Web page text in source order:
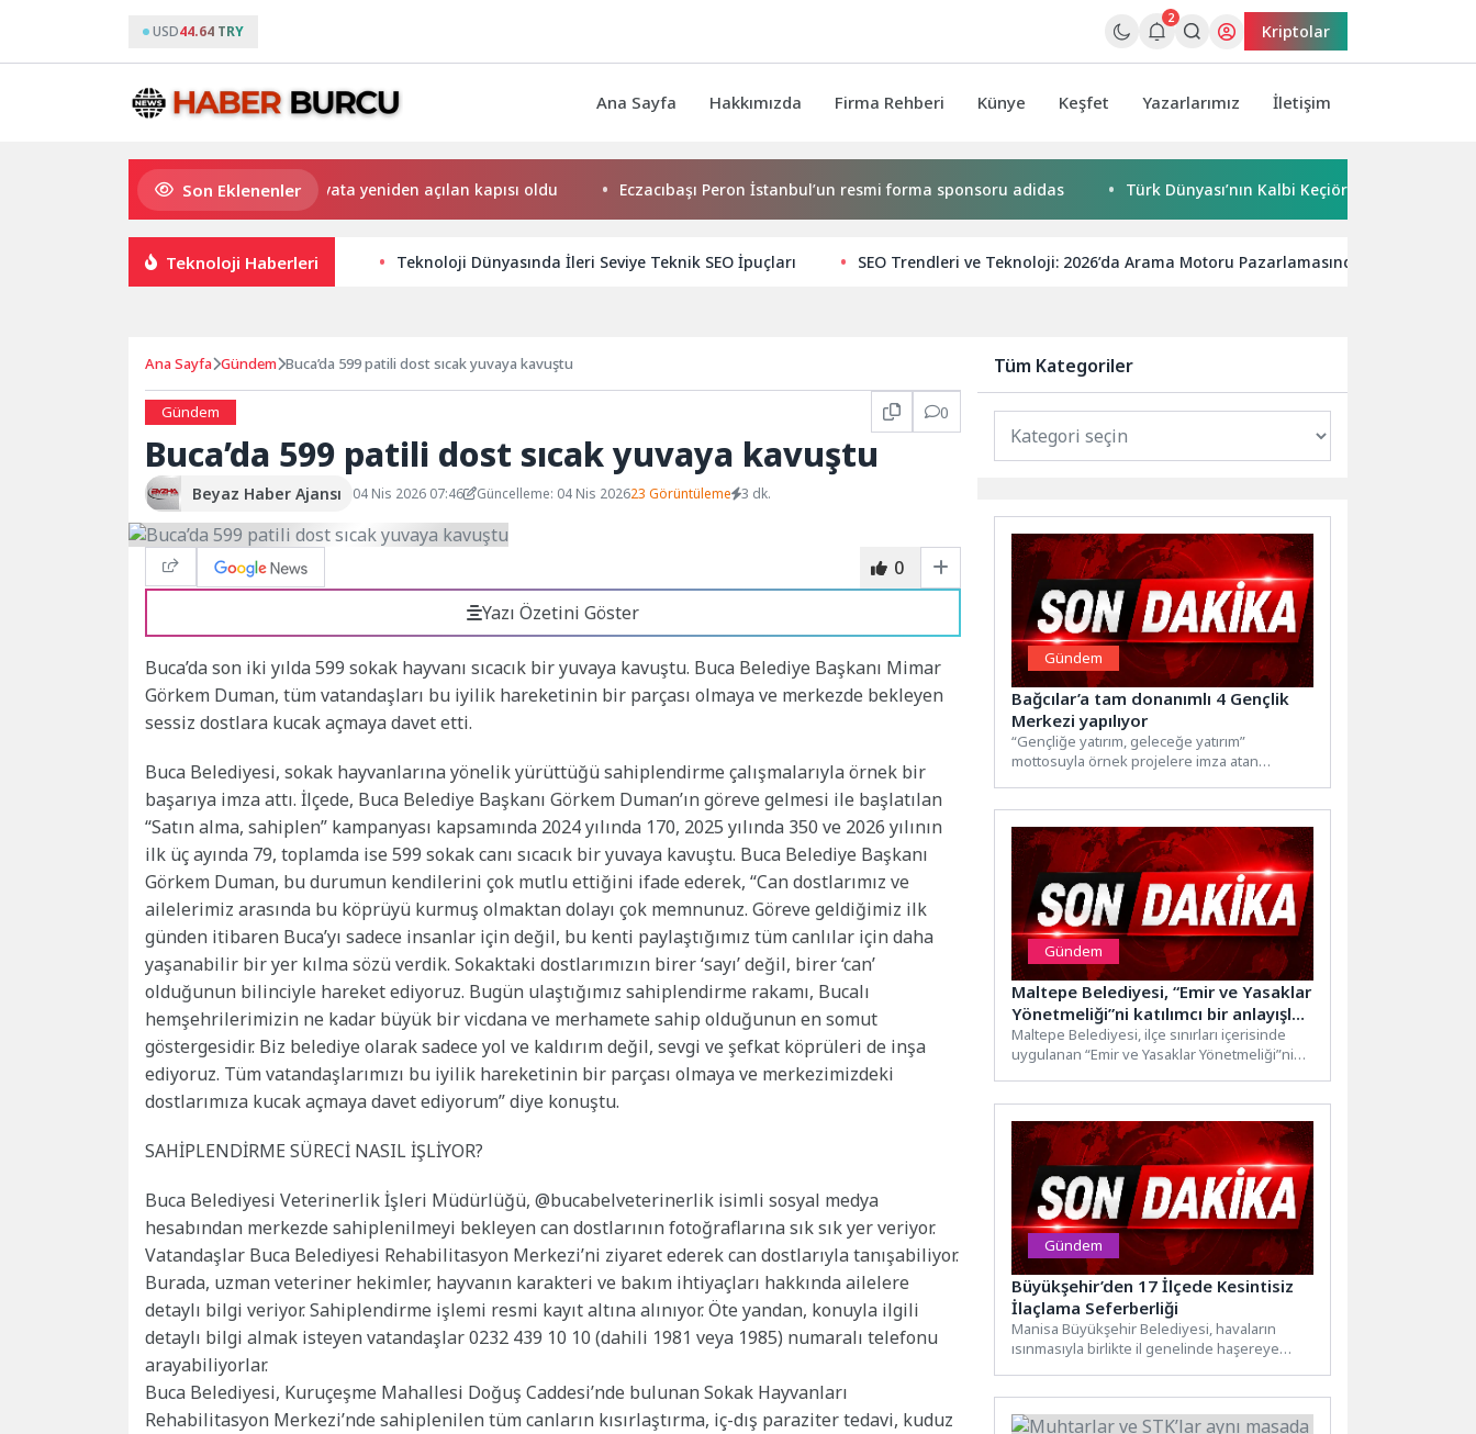
USD44.64 TRY
2
Kriptolar
Ana Sayfa Hakkımızda Firma Rehberi Künye Keşfet Yazarlarımız İletişim
Son Eklenenler
Saadet Mirci Semt Merkezi hayata yeniden açılan kapısı oldu Eczacıbaşı Peron İstanbul’un resmi forma sponsoru adidas Türk Dünyası’nın Kalbi Keçiören’de Attı
Teknoloji Haberleri Teknoloji Dünyasında İleri Seviye Teknik SEO İpuçları SEO Trendleri ve Teknoloji: 2026’da Arama Motoru Pazarlamasında Neler Olacak?
Ana Sayfa Gündem Buca’da 599 patili dost sıcak yuvaya kavuştu
Gündem 0
Buca’da 599 patili dost sıcak yuvaya kavuştu
Beyaz Haber Ajansı 04 Nis 2026 07:46 Güncelleme: 04 Nis 202623 Görüntüleme 3 dk.
0
Yazı Özetini Göster
Buca’da son iki yılda 599 sokak hayvanı sıcacık bir yuvaya kavuştu. Buca Belediye Başkanı Mimar
Görkem Duman, tüm vatandaşları bu iyilik hareketinin bir parçası olmaya ve merkezde bekleyen
sessiz dostlara kucak açmaya davet etti.
Buca Belediyesi, sokak hayvanlarına yönelik yürüttüğü sahiplendirme çalışmalarıyla örnek bir
başarıya imza attı. İlçede, Buca Belediye Başkanı Görkem Duman’ın göreve gelmesi ile başlatılan
“Satın alma, sahiplen” kampanyası kapsamında 2024 yılında 170, 2025 yılında 350 ve 2026 yılının
ilk üç ayında 79, toplamda ise 599 sokak canı sıcacık bir yuvaya kavuştu. Buca Belediye Başkanı
Görkem Duman, bu durumun kendilerini çok mutlu ettiğini ifade ederek, “Can dostlarımız ve
ailelerimiz arasında bu köprüyü kurmuş olmaktan dolayı çok memnunuz. Göreve geldiğimiz ilk
günden itibaren Buca’yı sadece insanlar için değil, bu kenti paylaştığımız tüm canlılar için daha
yaşanabilir bir yer kılma sözü verdik. Sokaktaki dostlarımızın birer ‘sayı’ değil, birer ‘can’
olduğunun bilinciyle hareket ediyoruz. Bugün ulaştığımız sahiplendirme rakamı, Bucalı
hemşehrilerimizin ne kadar büyük bir vicdana ve merhamete sahip olduğunun en somut
göstergesidir. Biz belediye olarak sadece yol ve kaldırım değil, sevgi ve şefkat köprüleri de inşa
ediyoruz. Tüm vatandaşlarımızı bu iyilik hareketinin bir parçası olmaya ve merkezimizdeki
dostlarımıza kucak açmaya davet ediyorum” diye konuştu.
SAHİPLENDİRME SÜRECİ NASIL İŞLİYOR?
Buca Belediyesi Veterinerlik İşleri Müdürlüğü, @bucabelveterinerlik isimli sosyal medya
hesabından merkezde sahiplenilmeyi bekleyen can dostlarının fotoğraflarına sık sık yer veriyor.
Vatandaşlar Buca Belediyesi Rehabilitasyon Merkezi’ni ziyaret ederek can dostlarıyla tanışabiliyor.
Burada, uzman veteriner hekimler, hayvanın karakteri ve bakım ihtiyaçları hakkında ailelere
detaylı bilgi veriyor. Sahiplendirme işlemi resmi kayıt altına alınıyor. Öte yandan, konuyla ilgili
detaylı bilgi almak isteyen vatandaşlar 0232 439 10 10 (dahili 1981 veya 1985) numaralı telefonu
arayabiliyorlar.
Buca Belediyesi, Kuruçeşme Mahallesi Doğuş Caddesi’nde bulunan Sokak Hayvanları
Rehabilitasyon Merkezi’nde sahiplenilen tüm canların kısırlaştırma, iç-dış paraziter tedavi, kuduz
Tüm Kategoriler
Gündem
Bağcılar’a tam donanımlı 4 Gençlik
Merkezi yapılıyor
“Gençliğe yatırım, geleceğe yatırım”
mottosuyla örnek projelere imza atan
Gündem
Maltepe Belediyesi, “Emir ve Yasaklar
Yönetmeliği”ni katılımcı bir anlayışla
yeniliyor
Maltepe Belediyesi, ilçe sınırları içerisinde
uygulanan “Emir ve Yasaklar Yönetmeliği”ni
Gündem
Büyükşehir’den 17 İlçede Kesintisiz
İlaçlama Seferberliği
Manisa Büyükşehir Belediyesi, havaların
ısınmasıyla birlikte il genelinde haşereye